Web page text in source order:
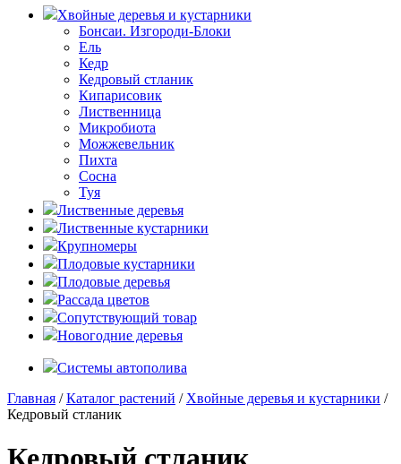
Хвойные деревья и кустарники
Бонсаи. Изгороди-Блоки
Ель
Кедр
Кедровый стланик
Кипарисовик
Лиственница
Микробиота
Можжевельник
Пихта
Сосна
Туя
Лиственные деревья
Лиственные кустарники
Крупномеры
Плодовые кустарники
Плодовые деревья
Рассада цветов
Сопутствующий товар
Новогодние деревья
Системы автополива
Главная /Каталог растений / Хвойные деревья и кустарники /
Кедровый стланик